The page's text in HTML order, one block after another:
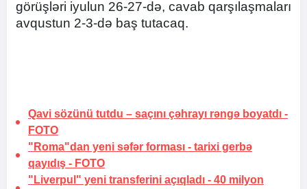
görüşləri iyulun 26-27-də, cavab qarşılaşmaları
avqustun 2-3-də baş tutacaq.
Qavi sözünü tutdu – saçını çəhrayı rəngə boyatdı -
FOTO
"Roma"dan yeni səfər forması - tarixi gerbə
qayıdış - FOTO
"Liverpul" yeni transferini açıqladı - 40 milyon